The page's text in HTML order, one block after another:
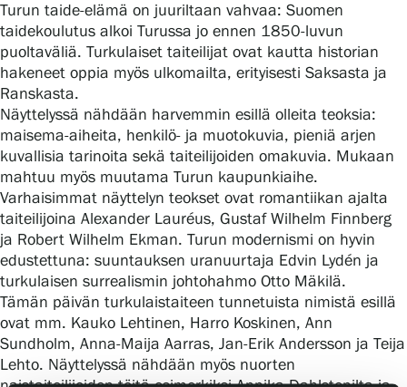
Verkkokauppa
Turun taide-elämä on juuriltaan vahvaa: Suomen
taidekoulutus alkoi Turussa jo ennen 1850-luvun
puoltaväliä. Turkulaiset taiteilijat ovat kautta historian
hakeneet oppia myös ulkomailta, erityisesti Saksasta ja
Ranskasta.
Näyttelyssä nähdään harvemmin esillä olleita teoksia:
maisema-aiheita, henkilö- ja muotokuvia, pieniä arjen
kuvallisia tarinoita sekä taiteilijoiden omakuvia. Mukaan
mahtuu myös muutama Turun kaupunkiaihe.
Varhaisimmat näyttelyn teokset ovat romantiikan ajalta
taiteilijoina Alexander Lauréus, Gustaf Wilhelm Finnberg
ja Robert Wilhelm Ekman. Turun modernismi on hyvin
edustettuna: suuntauksen uranuurtaja Edvin Lydén ja
turkulaisen surrealismin johtohahmo Otto Mäkilä.
Tämän päivän turkulaistaiteen tunnetuista nimistä esillä
ovat mm. Kauko Lehtinen, Harro Koskinen, Ann
Sundholm, Anna-Maija Aarras, Jan-Erik Andersson ja Teija
Lehto. Näyttelyssä nähdään myös nuorten